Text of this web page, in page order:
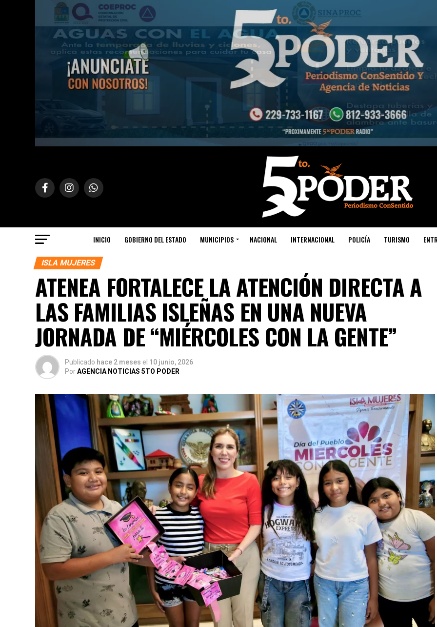
INICIO GOBIERNO DEL ESTADO MUNICIPIOS NACIONAL INTERNACIONAL POLICÍA TURISMO
ISLA MUJERES
ATENEA FORTALECE LA ATENCIÓN DIRECTA A
LAS FAMILIAS ISLEÑAS EN UNA NUEVA
JORNADA DE “MIÉRCOLES CON LA GENTE”
Publicado hace 2 meses el 10 junio, 2026
PorAGENCIA NOTICIAS 5TO PODER